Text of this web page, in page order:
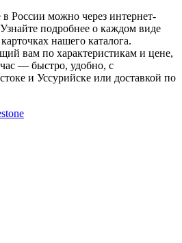
России можно через интернет-
подробнее о каждом виде
нашего каталога.
вам по характеристикам и цене,
— быстро, удобно, с
и Уссурийске или доставкой по